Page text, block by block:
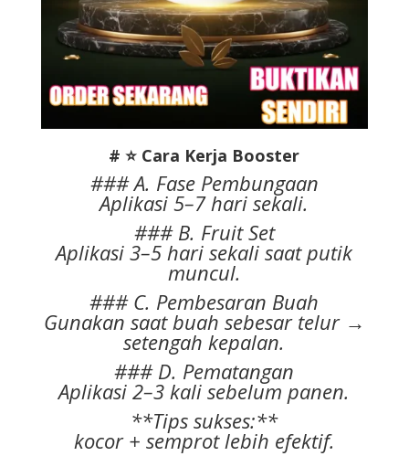
# ⭐ Cara Kerja Booster
### A. Fase Pembungaan
Aplikasi 5–7 hari sekali.
### B. Fruit Set
Aplikasi 3–5 hari sekali saat putik
muncul.
### C. Pembesaran Buah
Gunakan saat buah sebesar telur →
setengah kepalan.
### D. Pematangan
Aplikasi 2–3 kali sebelum panen.
**Tips sukses:**
kocor + semprot lebih efektif.